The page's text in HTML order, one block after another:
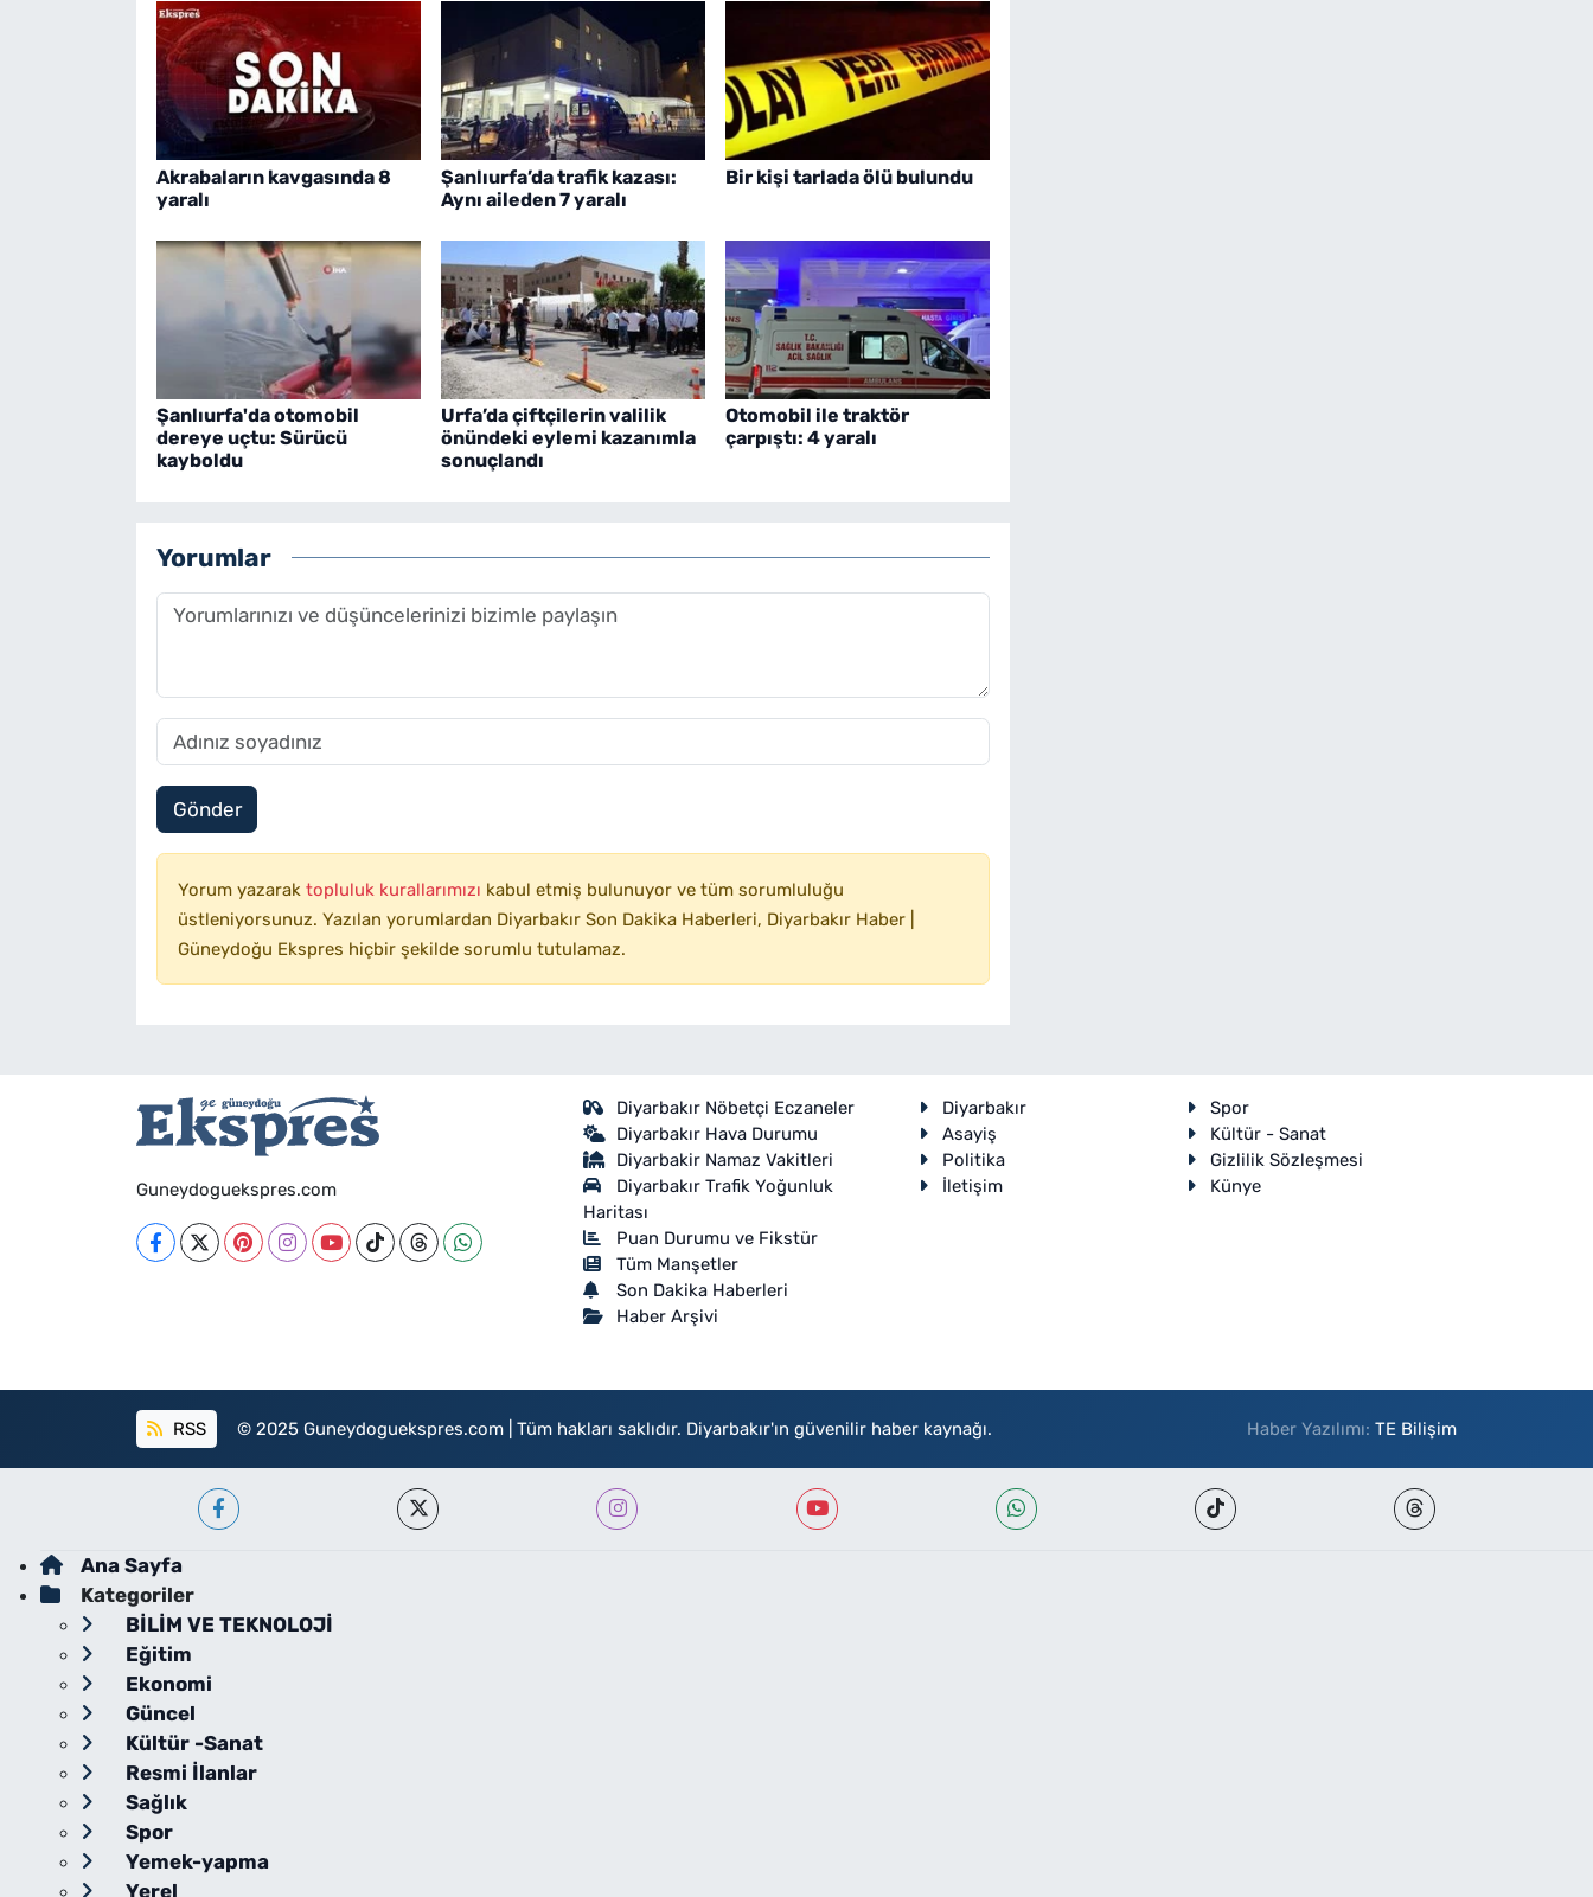
Akrabaların kavgasında 8
yaralı
Şanlıurfa’da trafik kazası:
Aynı aileden 7 yaralı
Bir kişi tarlada ölü bulundu
Şanlıurfa'da otomobil
dereye uçtu: Sürücü
kayboldu
Urfa’da çiftçilerin valilik
önündeki eylemi kazanımla
sonuçlandı
Otomobil ile traktör
çarpıştı: 4 yaralı
Yorumlar
Gönder
Yorum yazarak topluluk kurallarımızı kabul etmiş bulunuyor ve tüm sorumluluğu
üstleniyorsunuz. Yazılan yorumlardan Diyarbakır Son Dakika Haberleri, Diyarbakır Haber |
Güneydoğu Ekspres hiçbir şekilde sorumlu tutulamaz.
Guneydoguekspres.com
Diyarbakır Nöbetçi Eczaneler
Diyarbakır Hava Durumu
Diyarbakir Namaz Vakitleri
Diyarbakır Trafik Yoğunluk
Haritası
Puan Durumu ve Fikstür
Tüm Manşetler
Son Dakika Haberleri
Haber Arşivi
Diyarbakır
Spor
Asayiş
Kültür - Sanat
Politika
Gizlilik Sözleşmesi
İletişim
Künye
RSS © 2025 Guneydoguekspres.com | Tüm hakları saklıdır. Diyarbakır'ın güvenilir haber kaynağı. Haber Yazılımı:TE Bilişim
Ana Sayfa
Kategoriler
BİLİM VE TEKNOLOJİ
Eğitim
Ekonomi
Güncel
Kültür -Sanat
Resmi İlanlar
Sağlık
Spor
Yemek-yapma
Yerel